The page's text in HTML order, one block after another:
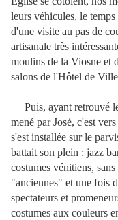
leurs véhicules, le
d'une visite au pas de
artisanale très
moulins de la Viosne et
salons de l'Hôtel de
Puis, ayant retrouvé
mené par José, c'est
s'est installée sur le
battait son plein : jazz
costumes vénitiens,
"anciennes" et une fois
spectateurs et
costumes aux couleurs